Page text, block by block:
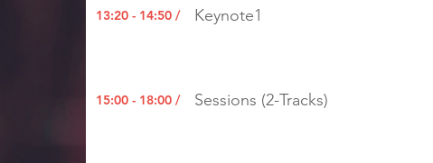
13:20 - 14:50 / Keynote1
15:00 - 18:00 / Sessions (2-Tracks)